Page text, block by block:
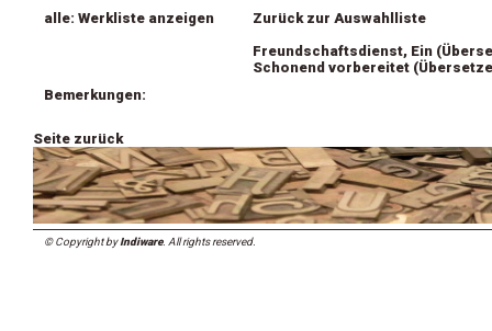
alle: Werkliste anzeigen
Zurück zur Auswahlliste
Freundschaftsdienst, Ein
Schonend vorbereitet
Bemerkungen:
Seite zurück
© Copyright byIndiware. All rights reserved.